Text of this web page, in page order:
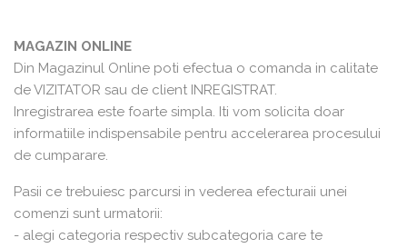
MAGAZIN ONLINE
Din Magazinul Online poti efectua o comanda in calitate
de VIZITATOR sau de client INREGISTRAT.
Inregistrarea este foarte simpla. Iti vom solicita doar
informatiile indispensabile pentru accelerarea procesului
de cumparare.
Pasii ce trebuiesc parcursi in vederea efecturaii unei
comenzi sunt urmatorii:
- alegi categoria respectiv subcategoria care te